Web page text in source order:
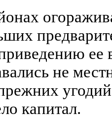
ее
не
капитал.